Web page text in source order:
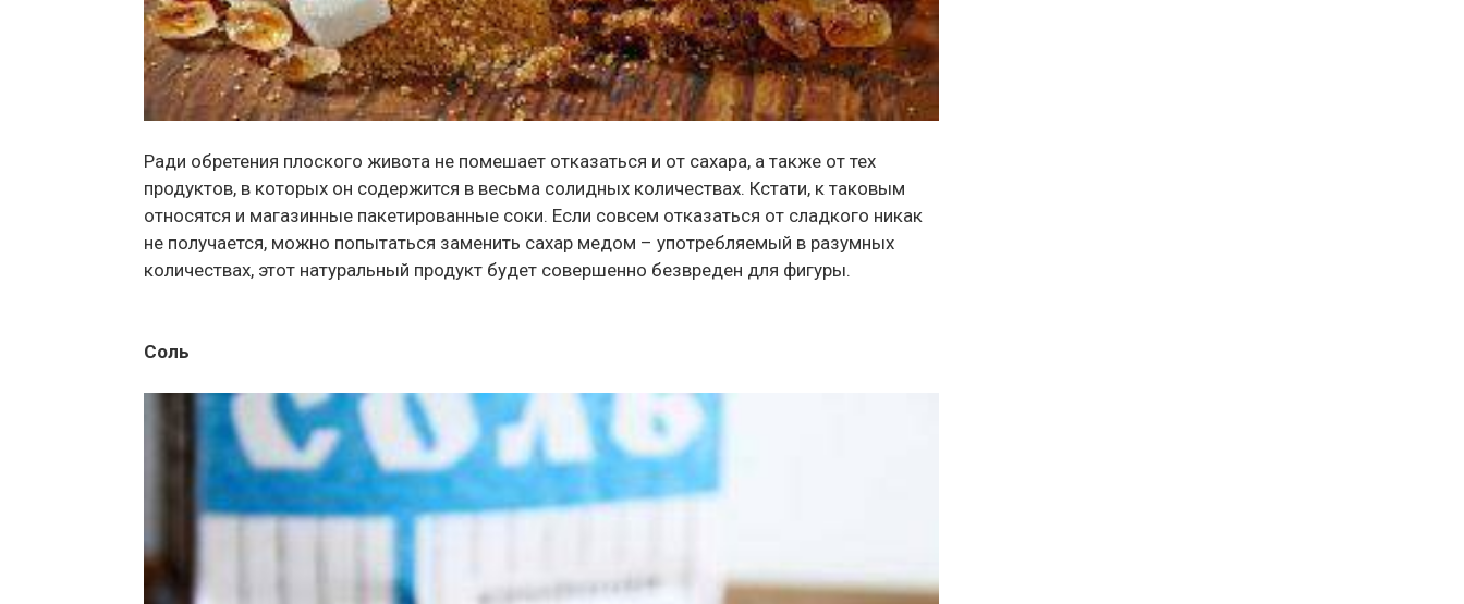
Ради обретения плоского живота не помешает отказаться и от сахара, а также от тех
продуктов, в которых он содержится в весьма солидных количествах. Кстати, к таковым
относятся и магазинные пакетированные соки. Если совсем отказаться от сладкого никак
не получается, можно попытаться заменить сахар медом – употребляемый в разумных
количествах, этот натуральный продукт будет совершенно безвреден для фигуры.
Соль